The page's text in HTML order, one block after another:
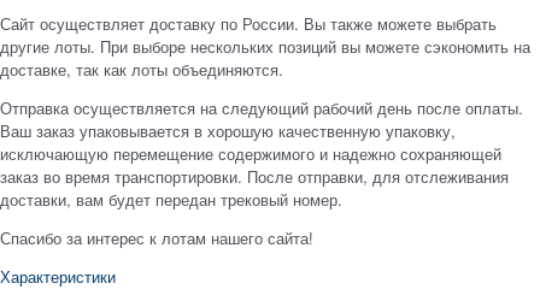
Сайт осуществляет доставку по России. Вы также можете выбрать
другие лоты. При выборе нескольких позиций вы можете сэкономить на
доставке, так как лоты объединяются.
Отправка осуществляется на следующий рабочий день после оплаты.
Ваш заказ упаковывается в хорошую качественную упаковку,
исключающую перемещение содержимого и надежно сохраняющей
заказ во время транспортировки. После отправки, для отслеживания
доставки, вам будет передан трековый номер.
Спасибо за интерес к лотам нашего сайта!
Характеристики